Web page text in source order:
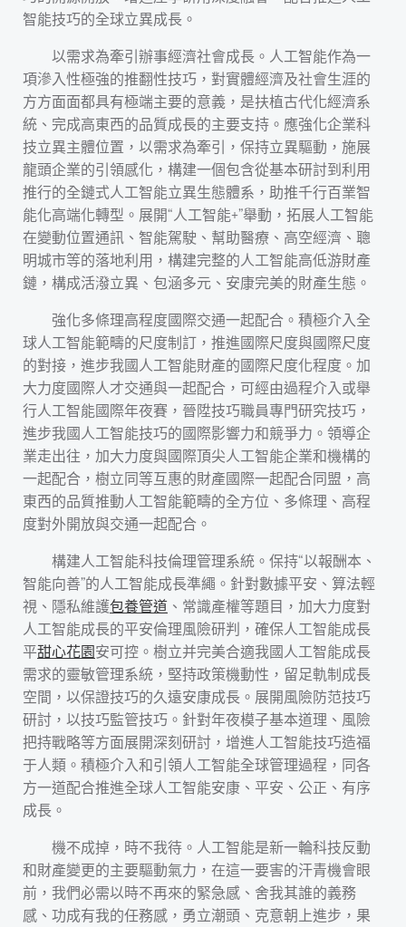
智能技巧的全球立異成長。
以需求為牽引辦事經濟社會成長。人工智能作為一
項滲入性極強的推翻性技巧，對實體經濟及社會生涯的
方方面面都具有極端主要的意義，是扶植古代化經濟系
統、完成高東西的品質成長的主要支持。應強化企業科
技立異主體位置，以需求為牽引，保持立異驅動，施展
龍頭企業的引領感化，構建一個包含從基本研討到利用
推行的全鏈式人工智能立異生態體系，助推千行百業智
能化高端化轉型。展開“人工智能+”舉動，拓展人工智能
在變動位置通訊、智能駕駛、幫助醫療、高空經濟、聰
明城市等的落地利用，構建完整的人工智能高低游財產
鏈，構成活潑立異、包涵多元、安康完美的財產生態。
強化多條理高程度國際交通一起配合。積極介入全
球人工智能範疇的尺度制訂，推進國際尺度與國際尺度
的對接，進步我國人工智能財產的國際尺度化程度。加
大力度國際人才交通與一起配合，可經由過程介入或舉
行人工智能國際年夜賽，晉陞技巧職員專門研究技巧，
進步我國人工智能技巧的國際影響力和競爭力。領導企
業走出往，加大力度與國際頂尖人工智能企業和機構的
一起配合，樹立同等互惠的財產國際一起配合同盟，高
東西的品質推動人工智能範疇的全方位、多條理、高程
度對外開放與交通一起配合。
構建人工智能科技倫理管理系統。保持“以報酬本、
智能向善”的人工智能成長準繩。針對數據平安、算法輕
視、隱私維護包養管道 、常識產權等題目，加大力度對
人工智能成長的平安倫理風險研判，確保人工智能成長
平甜心花園安可控。樹立并完美合適我國人工智能成長
需求的靈敏管理系統，堅持政策機動性，留足軌制成長
空間，以保證技巧的久遠安康成長。展開風險防范技巧
研討，以技巧監管技巧。針對年夜模子基本道理、風險
把持戰略等方面展開深刻研討，增進人工智能技巧造福
于人類。積極介入和引領人工智能全球管理過程，同各
方一道配合推進全球人工智能安康、平安、公正、有序
成長。
機不成掉，時不我待。人工智能是新一輪科技反動
和財產變更的主要驅動氣力，在這一要害的汗青機會眼
前，我們必需以時不再來的緊急感、舍我其誰的義務
感、功成有我的任務感，勇立潮頭、克意朝上進步，果